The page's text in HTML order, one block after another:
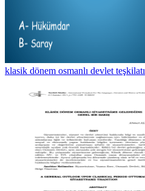
klasik dönem osmanlı devlet teşkilatı